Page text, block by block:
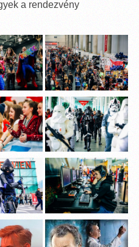
a rendezvény